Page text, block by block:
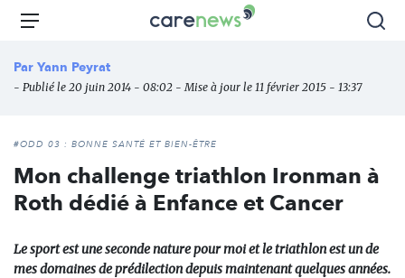
Aller
principal
Carenews,
des
l'engagement
Menu
Par Yann Peyrat
- Publié le 20 juin 2014 - 08:02 - Mise à jour le 11 février 2015 - 13:37
#ODD 03 : BONNE SANTÉ ET BIEN-ÊTRE
Mon challenge triathlon Ironman à
Roth dédié à Enfance et Cancer
Le sport est une seconde nature pour moi et le triathlon est un de
mes domaines de prédilection depuis maintenant quelques années.